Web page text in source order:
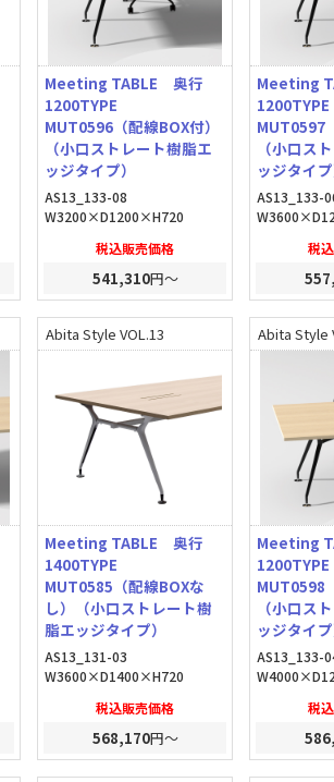
Meeting TABLE 奥行
1200TYPE
MUT0596（配線BOX付）
（小口ストレート樹脂エ
ッジタイプ）
AS13_133-08
W3200×D1200×H720
税込販売価格
541,310円～
Meeting
1200TYPE
MUT0597
（小口ス
ッジタイプ
AS13_133-
税
Abita Style VOL.13
Meeting TABLE 奥行
1400TYPE
MUT0585（配線BOXな
し）（小口ストレート樹
脂エッジタイプ）
AS13_131-03
W3600×D1400×H720
税込販売価格
568,170円～
Abita Style
Meeting
1200TYPE
MUT0598
（小口ス
ッジタイプ
AS13_133-
税